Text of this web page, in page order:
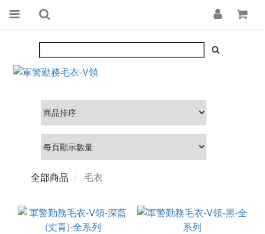
全部商品 毛衣